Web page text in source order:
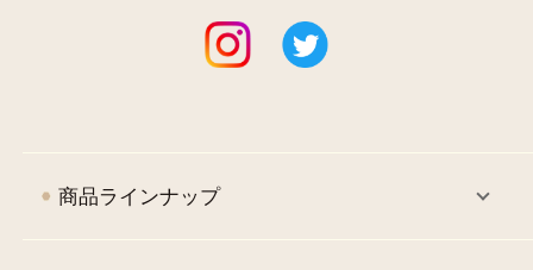
株式会社井田ラボラトリーズ
商品ラインナップ